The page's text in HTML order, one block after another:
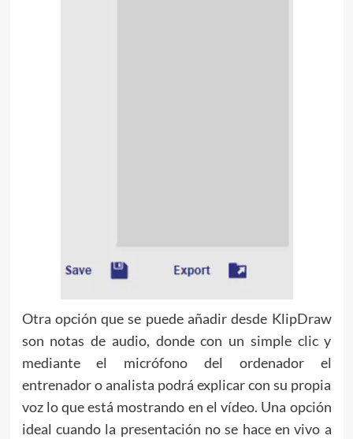
Otra opción que se puede añadir desde KlipDraw
son notas de audio, donde con un simple clic y
mediante el micrófono del ordenador el
entrenador o analista podrá explicar con su propia
voz lo que está mostrando en el vídeo. Una opción
ideal cuando la presentación no se hace en vivo a